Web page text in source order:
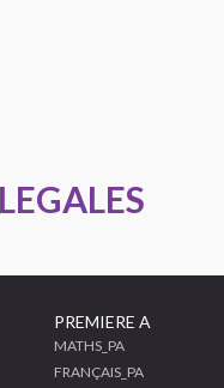
PREMIERE A
MATHS_PA
FRANÇAIS_PA